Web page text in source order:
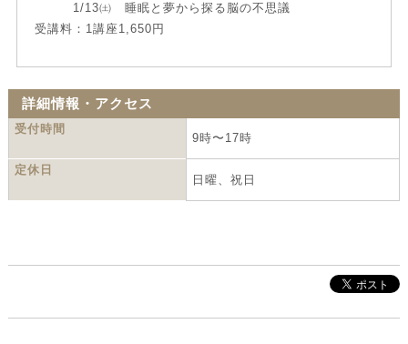
1/13㈯ 睡眠と夢から探る脳の不思議
受講料：1講座1,650円
詳細情報・アクセス
受付時間
9時〜17時
定休日
日曜、祝日